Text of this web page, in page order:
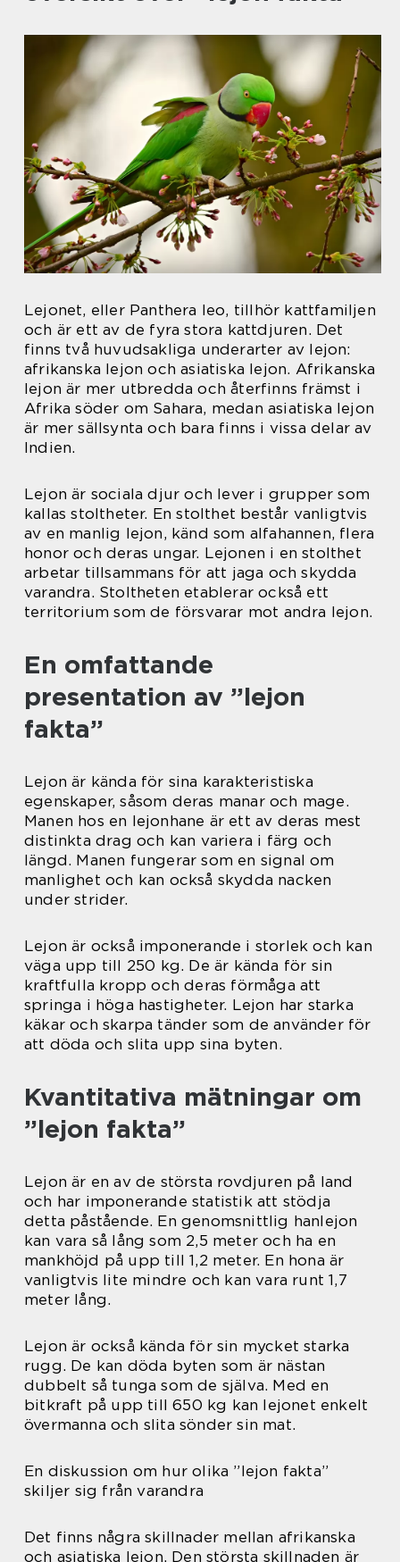
Lejonet, eller Panthera leo, tillhör kattfamiljen
och är ett av de fyra stora kattdjuren. Det
finns två huvudsakliga underarter av lejon:
afrikanska lejon och asiatiska lejon. Afrikanska
lejon är mer utbredda och återfinns främst i
Afrika söder om Sahara, medan asiatiska lejon
är mer sällsynta och bara finns i vissa delar av
Indien.
Lejon är sociala djur och lever i grupper som
kallas stoltheter. En stolthet består vanligtvis
av en manlig lejon, känd som alfahannen, flera
honor och deras ungar. Lejonen i en stolthet
arbetar tillsammans för att jaga och skydda
varandra. Stoltheten etablerar också ett
territorium som de försvarar mot andra lejon.
En omfattande
presentation av ”lejon
fakta”
Lejon är kända för sina karakteristiska
egenskaper, såsom deras manar och mage.
Manen hos en lejonhane är ett av deras mest
distinkta drag och kan variera i färg och
längd. Manen fungerar som en signal om
manlighet och kan också skydda nacken
under strider.
Lejon är också imponerande i storlek och kan
väga upp till 250 kg. De är kända för sin
kraftfulla kropp och deras förmåga att
springa i höga hastigheter. Lejon har starka
käkar och skarpa tänder som de använder för
att döda och slita upp sina byten.
Kvantitativa mätningar om
”lejon fakta”
Lejon är en av de största rovdjuren på land
och har imponerande statistik att stödja
detta påstående. En genomsnittlig hanlejon
kan vara så lång som 2,5 meter och ha en
mankhöjd på upp till 1,2 meter. En hona är
vanligtvis lite mindre och kan vara runt 1,7
meter lång.
Lejon är också kända för sin mycket starka
rugg. De kan döda byten som är nästan
dubbelt så tunga som de själva. Med en
bitkraft på upp till 650 kg kan lejonet enkelt
övermanna och slita sönder sin mat.
En diskussion om hur olika ”lejon fakta”
skiljer sig från varandra
Det finns några skillnader mellan afrikanska
och asiatiska lejon. Den största skillnaden är